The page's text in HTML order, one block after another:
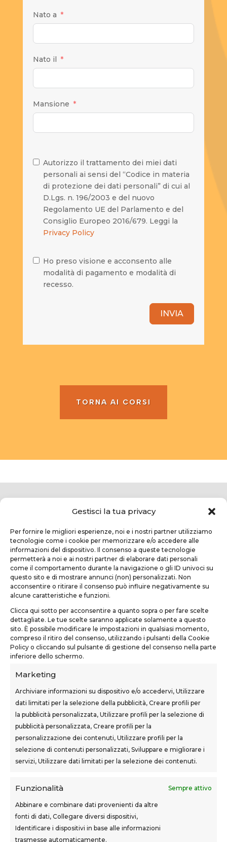
Gestisci la tua privacy
Per fornire le migliori esperienze, noi e i nostri partner utilizziamo
tecnologie come i cookie per memorizzare e/o accedere alle
informazioni del dispositivo. Il consenso a queste tecnologie
permetterà a noi e ai nostri partner di elaborare dati personali
come il comportamento durante la navigazione o gli ID univoci su
questo sito e di mostrare annunci (non) personalizzati. Non
acconsentire o ritirare il consenso può influire negativamente su
alcune caratteristiche e funzioni.
Clicca qui sotto per acconsentire a quanto sopra o per fare scelte
dettagliate. Le tue scelte saranno applicate solamente a questo
sito. È possibile modificare le impostazioni in qualsiasi momento,
compreso il ritiro del consenso, utilizzando i pulsanti della Cookie
Policy o cliccando sul pulsante di gestione del consenso nella parte
inferiore dello schermo.
Marketing
Archiviare informazioni su dispositivo e/o accedervi, Utilizzare
dati limitati per la selezione della pubblicità, Creare profili per
la pubblicità personalizzata, Utilizzare profili per la selezione di
pubblicità personalizzata, Creare profili per la
personalizzazione dei contenuti, Utilizzare profili per la
selezione di contenuti personalizzati, Sviluppare e migliorare i
servizi, Utilizzare dati limitati per la selezione dei contenuti.
Funzionalità Sempre attivo
Abbinare e combinare dati provenienti da altre
fonti di dati, Collegare diversi dispositivi,
Identificare i dispositivi in base alle informazioni
trasmesse automaticamente.
Nato a
Nato il
Mansione
Autorizzo il trattamento dei miei dati
personali ai sensi del “Codice in materia
di protezione dei dati personali” di cui al
D.Lgs. n. 196/2003 e del nuovo
Regolamento UE del Parlamento e del
Consiglio Europeo 2016/679. Leggi la
Privacy Policy
Ho preso visione e acconsento alle
modalità di pagamento e modalità di
recesso.
INVIA
TORNA AI CORSI
TEKNOFORM SRL
Castelfranco di Sotto (PI)
teknoform@teknoform.it
SEDI CORSI
Sovigliana – Vinci
Via F.lli Cairoli, 12
Castelfranco di Sotto
Teknoform srl – p.iva 05765060487 – Cap. Soc. euro
10.000 – CCIAA Toscana Nord Ovest – n.isc. REA PI-